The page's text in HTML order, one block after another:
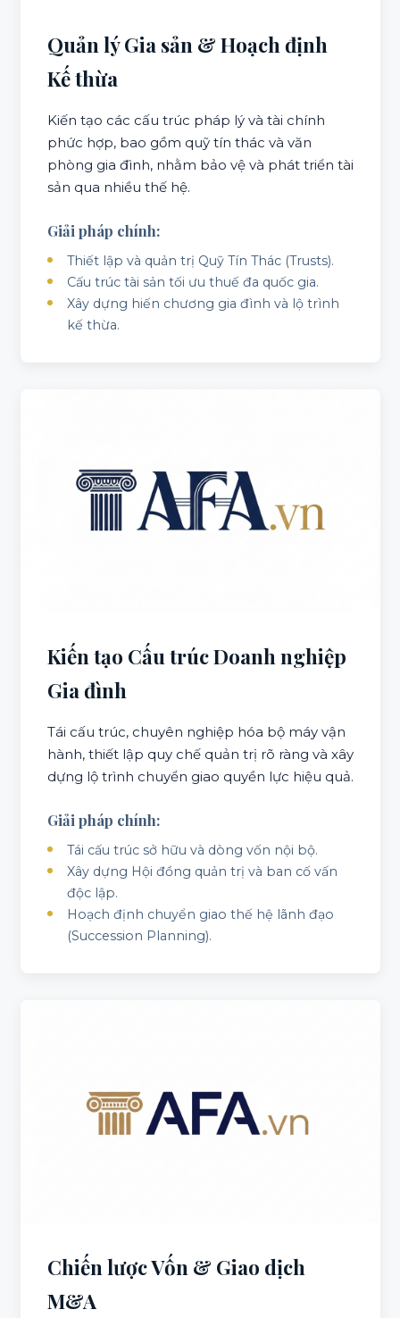
Quản lý Gia sản & Hoạch định
Kế thừa
Kiến tạo các cấu trúc pháp lý và tài chính
phức hợp, bao gồm quỹ tín thác và văn
phòng gia đình, nhằm bảo vệ và phát triển tài
sản qua nhiều thế hệ.
Giải pháp chính:
Thiết lập và quản trị Quỹ Tín Thác (Trusts).
Cấu trúc tài sản tối ưu thuế đa quốc gia.
Xây dựng hiến chương gia đình và lộ trình
kế thừa.
Kiến tạo Cấu trúc Doanh nghiệp
Gia đình
Tái cấu trúc, chuyên nghiệp hóa bộ máy vận
hành, thiết lập quy chế quản trị rõ ràng và xây
dựng lộ trình chuyển giao quyền lực hiệu quả.
Giải pháp chính:
Tái cấu trúc sở hữu và dòng vốn nội bộ.
Xây dựng Hội đồng quản trị và ban cố vấn
độc lập.
Hoạch định chuyển giao thế hệ lãnh đạo
(Succession Planning).
Chiến lược Vốn & Giao dịch
M&A